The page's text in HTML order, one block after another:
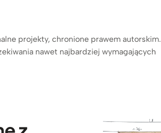
projekty, chronione prawem autorskim.
nawet najbardziej wymagających